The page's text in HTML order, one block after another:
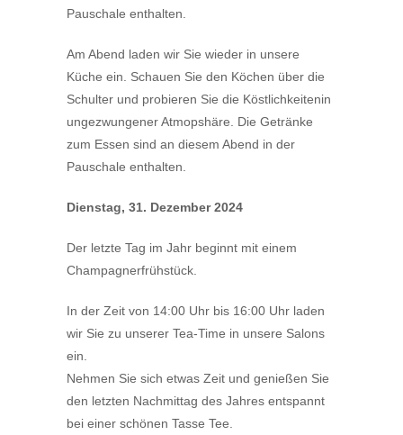
Pauschale enthalten.
Am Abend laden wir Sie wieder in unsere
Küche ein. Schauen Sie den Köchen über die
Schulter und probieren Sie die Köstlichkeitenin
ungezwungener Atmopshäre. Die Getränke
zum Essen sind an diesem Abend in der
Pauschale enthalten.
Dienstag, 31. Dezember 2024
Der letzte Tag im Jahr beginnt mit einem
Champagnerfrühstück.
In der Zeit von 14:00 Uhr bis 16:00 Uhr laden
wir Sie zu unserer Tea-Time in unsere Salons
ein.
Nehmen Sie sich etwas Zeit und genießen Sie
den letzten Nachmittag des Jahres entspannt
bei einer schönen Tasse Tee.